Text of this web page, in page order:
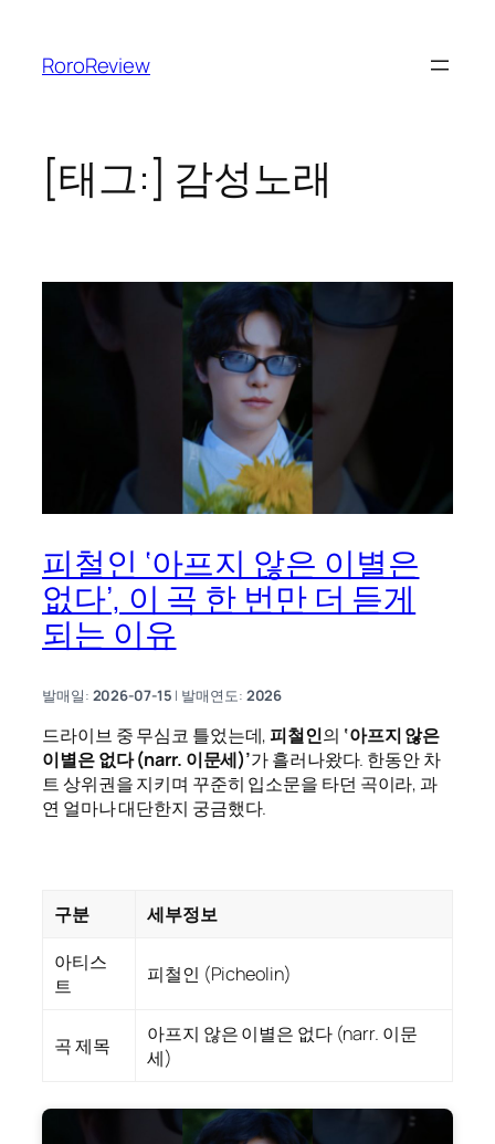
RoroReview
[태그:] 감성노래
피철인 ‘아프지 않은 이별은
없다’, 이 곡 한 번만 더 듣게
되는 이유
발매일: 2026-07-15 | 발매연도: 2026
드라이브 중 무심코 틀었는데,피철인의 ‘아프지 않은
이별은 없다 (narr. 이문세)’가 흘러나왔다. 한동안 차
트 상위권을 지키며 꾸준히 입소문을 타던 곡이라, 과
연 얼마나 대단한지 궁금했다.
구분
세부정보
아티스
트
피철인 (Picheolin)
곡 제목
아프지 않은 이별은 없다 (narr. 이문
세)